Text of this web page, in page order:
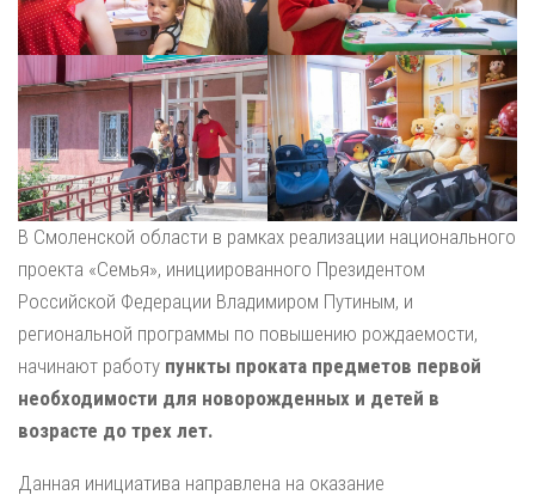
В Смоленской области в рамках реализации национального
проекта «Семья», инициированного Президентом
Российской Федерации Владимиром Путиным, и
региональной программы по повышению рождаемости,
начинают работу пункты проката предметов первой
необходимости для новорожденных и детей в
возрасте до трех лет.
Данная инициатива направлена на оказание